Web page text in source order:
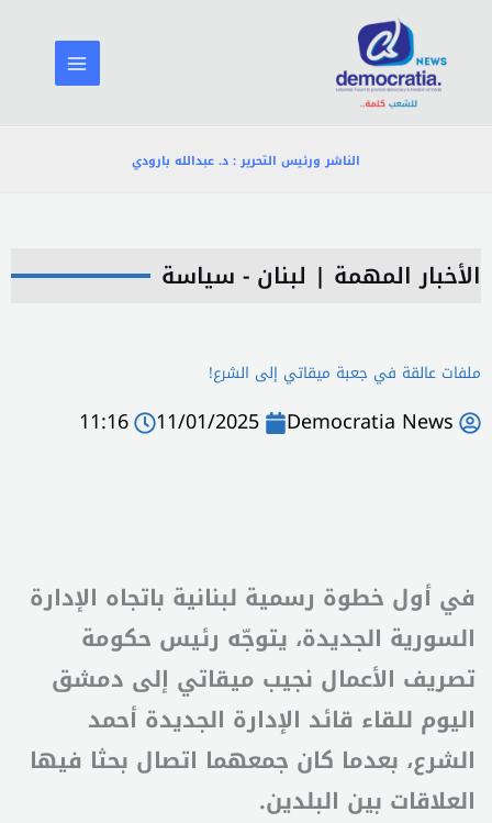
المحتوى
الناشر ورئيس التحرير : د. عبدالله بارودي
الأخبار المهمة | لبنان - سياسة
ملفات عالقة في جعبة ميقاتي إلى الشرع!
Democratia News
11/01/2025
11:16
في أول خطوة رسمية لبنانية باتجاه الإدارة
السورية الجديدة، يتوجّه رئيس حكومة
تصريف الأعمال نجيب ميقاتي إلى دمشق
اليوم للقاء قائد الإدارة الجديدة أحمد
الشرع، بعدما كان جمعهما اتصال بحثا فيها
العلاقات بين البلدين.